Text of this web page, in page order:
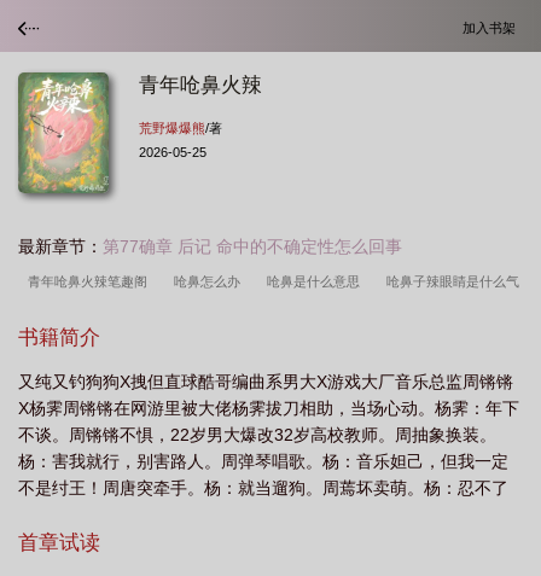
加入书架
青年呛鼻火辣
荒野爆爆熊/著
2026-05-25
最新章节： 第77确章 后记 命中的不确定性怎么回事
青年呛鼻火辣笔趣阁 呛鼻怎么办 呛鼻是什么意思 呛鼻子辣眼睛是什么气
年呛鼻火辣txt
书籍简介
又纯又钓狗狗X拽但直球酷哥编曲系男大X游戏大厂音乐总监周锵锵
X杨霁周锵锵在网游里被大佬杨霁拔刀相助，当场心动。杨霁：年下
不谈。周锵锵不惧，22岁男大爆改32岁高校教师。周抽象换装。
杨：害我就行，别害路人。周弹琴唱歌。杨：音乐妲己，但我一定
不是纣王！周唐突牵手。杨：就当遛狗。周蔫坏卖萌。杨：忍不了
夜，二人双双掉马。杨霁：你从大我5岁变成小我4岁？！周锵锵：
首章试读